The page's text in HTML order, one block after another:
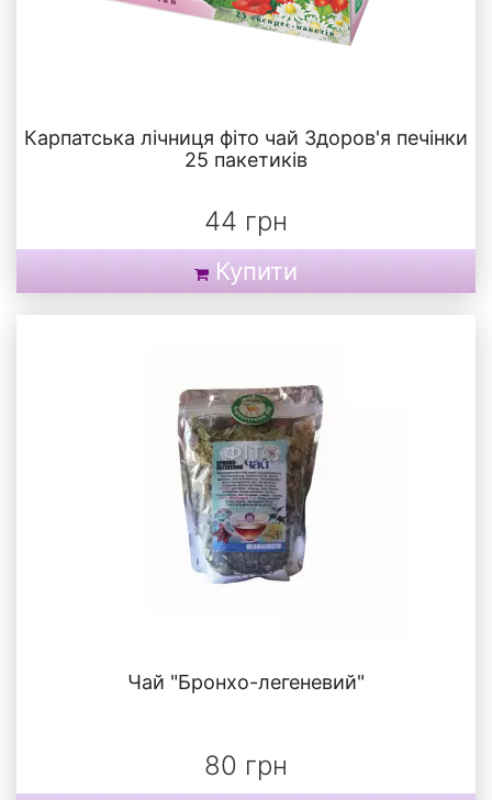
Карпатська лічниця фіто чай Здоров'я печінки
25 пакетиків
44 грн
Купити
Чай "Бронхо-легеневий"
80 грн